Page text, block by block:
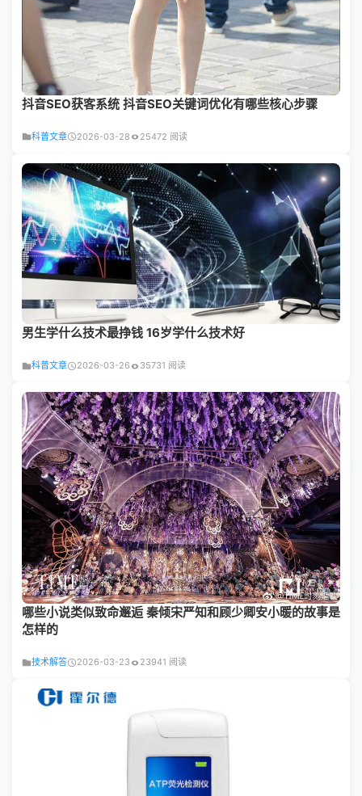
抖音SEO获客系统 抖音SEO关键词优化有哪些核心步骤
科普文章 2026-03-28 25472 阅读
男生学什么技术最挣钱 16岁学什么技术好
科普文章 2026-03-26 35731 阅读
哪些小说类似致命邂逅 秦倾宋严知和顾少卿安小暖的故事是
怎样的
技术解答 2026-03-23 23941 阅读